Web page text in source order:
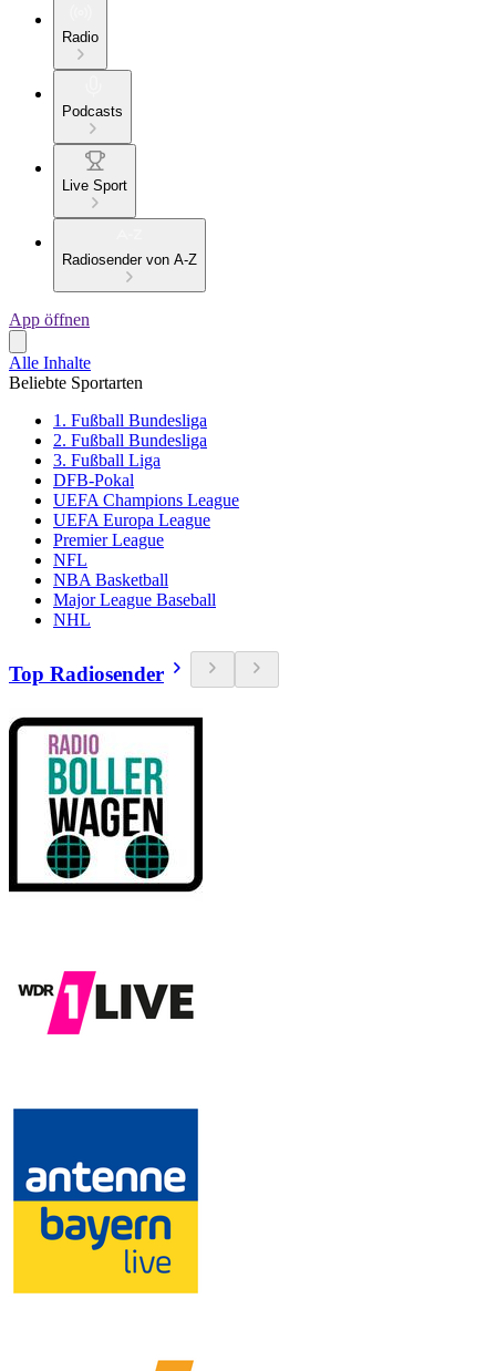
Radio
Podcasts
Live Sport
Radiosender von A-Z
App öffnen
Alle Inhalte
Beliebte Sportarten
1. Fußball Bundesliga
2. Fußball Bundesliga
3. Fußball Liga
DFB-Pokal
UEFA Champions League
UEFA Europa League
Premier League
NFL
NBA Basketball
Major League Baseball
NHL
Top Radiosender